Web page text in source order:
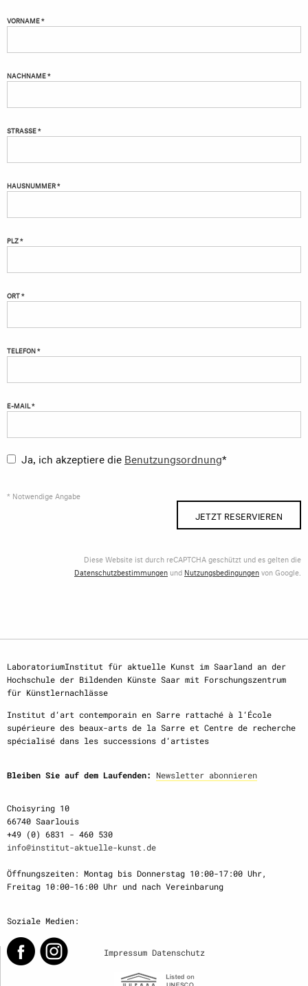
VORNAME *
NACHNAME *
STRASSE *
HAUSNUMMER *
PLZ *
ORT *
TELEFON *
E-MAIL *
Ja, ich akzeptiere die Benutzungsordnung*
* Notwendige Angabe
JETZT RESERVIEREN
Diese Website ist durch reCAPTCHA geschützt und es gelten die
Datenschutzbestimmungen und Nutzungsbedingungenvon Google.
LaboratoriumInstitut für aktuelle Kunst im Saarland an der
Hochschule der Bildenden Künste Saar mit Forschungszentrum
für Künstlernachlässe
Institut d‘art contemporain en Sarre rattaché à l‘École
supérieure des beaux-arts de la Sarre et Centre de recherche
spécialisé dans les successions d‘artistes
Bleiben Sie auf dem Laufenden: Newsletter abonnieren
Choisyring 10
66740 Saarlouis
+49 (0) 6831 - 460 530
info@institut-aktuelle-kunst.de
Öffnungszeiten: Montag bis Donnerstag 10:00-17:00 Uhr,
Freitag 10:00-16:00 Uhr und nach Vereinbarung
Soziale Medien:
Impressum Datenschutz